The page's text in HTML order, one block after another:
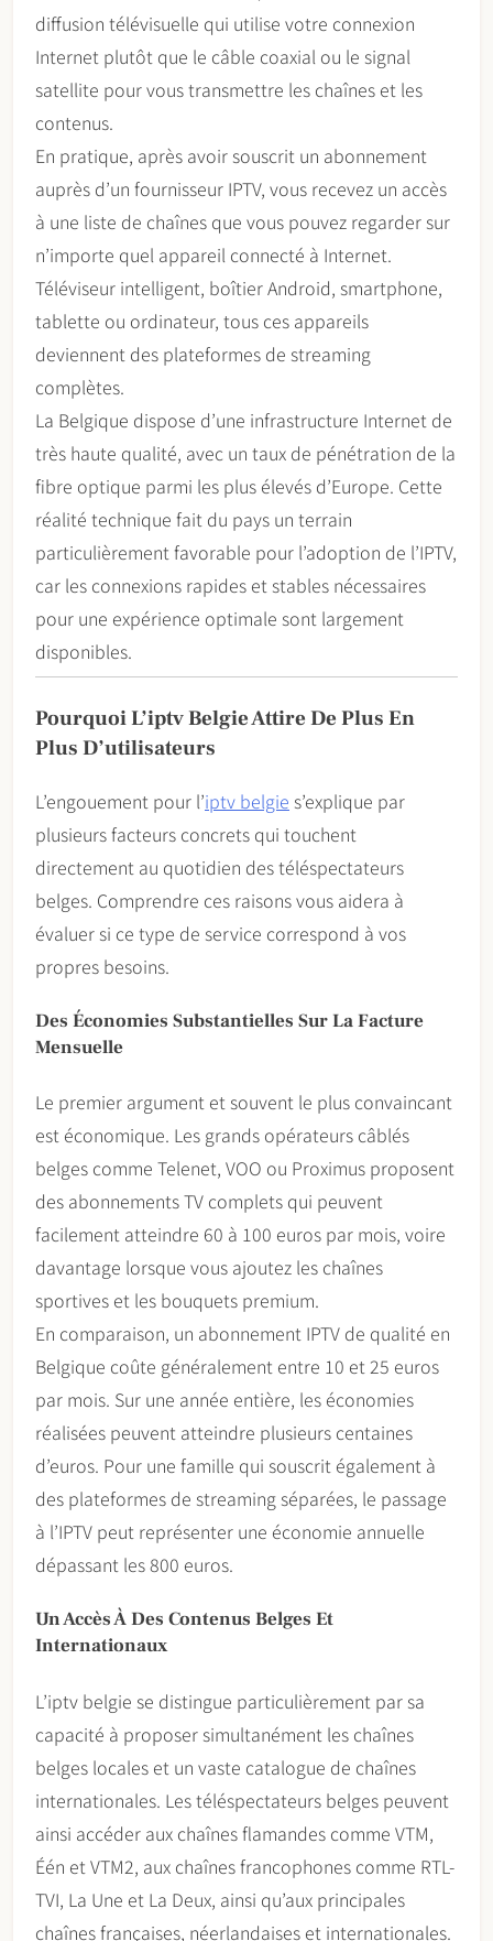
diffusion télévisuelle qui utilise votre connexion
Internet plutôt que le câble coaxial ou le signal
satellite pour vous transmettre les chaînes et les
contenus.
En pratique, après avoir souscrit un abonnement
auprès d’un fournisseur IPTV, vous recevez un accès
à une liste de chaînes que vous pouvez regarder sur
n’importe quel appareil connecté à Internet.
Téléviseur intelligent, boîtier Android, smartphone,
tablette ou ordinateur, tous ces appareils
deviennent des plateformes de streaming
complètes.
La Belgique dispose d’une infrastructure Internet de
très haute qualité, avec un taux de pénétration de la
fibre optique parmi les plus élevés d’Europe. Cette
réalité technique fait du pays un terrain
particulièrement favorable pour l’adoption de l’IPTV,
car les connexions rapides et stables nécessaires
pour une expérience optimale sont largement
disponibles.
Pourquoi L’iptv Belgie Attire De Plus En
Plus D’utilisateurs
L’engouement pour l’iptv belgie s’explique par
plusieurs facteurs concrets qui touchent
directement au quotidien des téléspectateurs
belges. Comprendre ces raisons vous aidera à
évaluer si ce type de service correspond à vos
propres besoins.
Des Économies Substantielles Sur La Facture
Mensuelle
Le premier argument et souvent le plus convaincant
est économique. Les grands opérateurs câblés
belges comme Telenet, VOO ou Proximus proposent
des abonnements TV complets qui peuvent
facilement atteindre 60 à 100 euros par mois, voire
davantage lorsque vous ajoutez les chaînes
sportives et les bouquets premium.
En comparaison, un abonnement IPTV de qualité en
Belgique coûte généralement entre 10 et 25 euros
par mois. Sur une année entière, les économies
réalisées peuvent atteindre plusieurs centaines
d’euros. Pour une famille qui souscrit également à
des plateformes de streaming séparées, le passage
à l’IPTV peut représenter une économie annuelle
dépassant les 800 euros.
Un Accès À Des Contenus Belges Et
Internationaux
L’iptv belgie se distingue particulièrement par sa
capacité à proposer simultanément les chaînes
belges locales et un vaste catalogue de chaînes
internationales. Les téléspectateurs belges peuvent
ainsi accéder aux chaînes flamandes comme VTM,
Één et VTM2, aux chaînes francophones comme RTL-
TVI, La Une et La Deux, ainsi qu’aux principales
chaînes françaises, néerlandaises et internationales.